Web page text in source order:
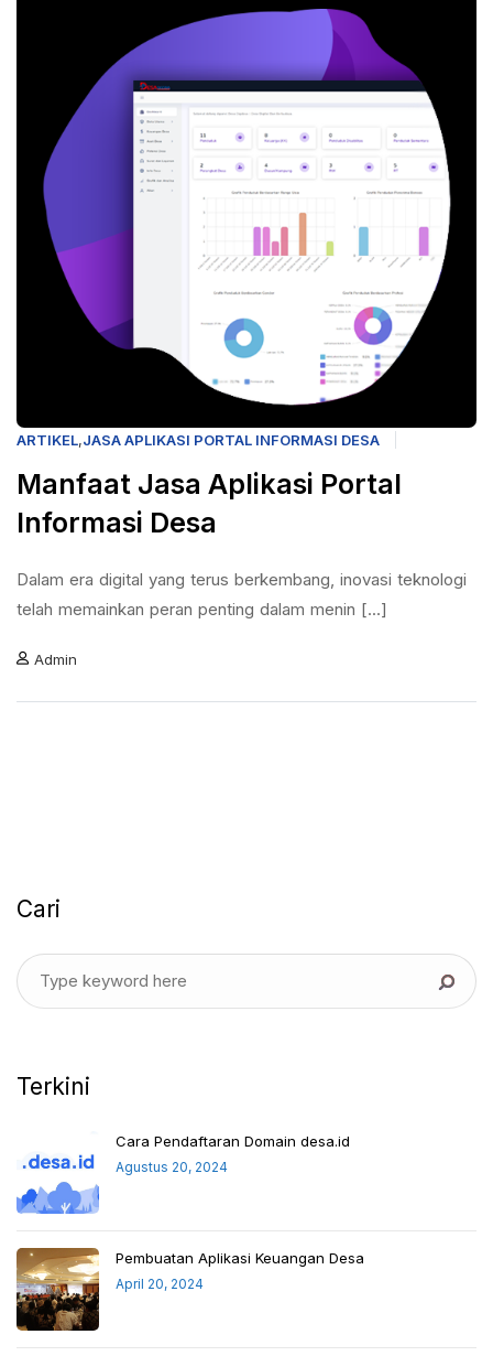
ARTIKEL,JASA APLIKASI PORTAL INFORMASI DESA
Manfaat Jasa Aplikasi Portal
Informasi Desa
Dalam era digital yang terus berkembang, inovasi teknologi
telah memainkan peran penting dalam menin [...]
Admin
Cari
Terkini
Cara Pendaftaran Domain desa.id
Agustus 20, 2024
Pembuatan Aplikasi Keuangan Desa
April 20, 2024